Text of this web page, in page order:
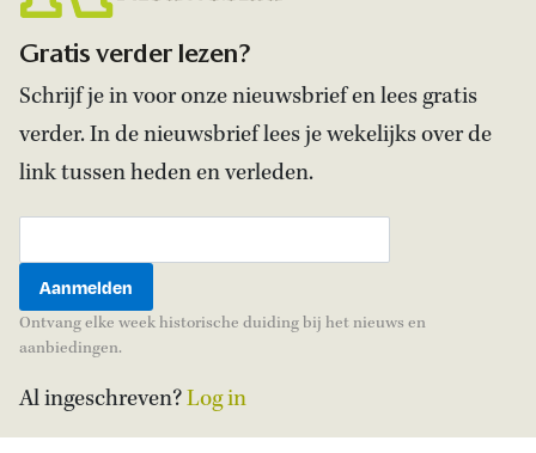
Gratis verder lezen?
Schrijf je in voor onze nieuwsbrief en lees gratis
verder. In de nieuwsbrief lees je wekelijks over de
link tussen heden en verleden.
Ontvang elke week historische duiding bij het nieuws en
aanbiedingen.
Al ingeschreven?Log in